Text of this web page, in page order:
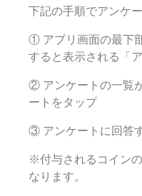
下記の手順でアンケ
① アプリ画面の最下
すると表示される「
② アンケートの一覧
ートをタップ
③ アンケートに回答
※付与されるコイン
なります。